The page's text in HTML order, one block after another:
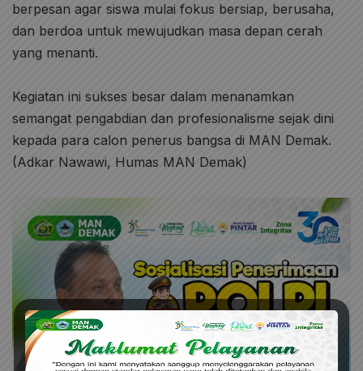
berpesan agar siswa mulai fokus bersiap, berusaha,
dan berdoa untuk mewujudkan masa depan cerah
yang menanti.
Kegiatan ini sukses besar dalam menanamkan
semangat pengabdian dan profesionalisme sejak dini
kepada para calon penerus bangsa di MAN Demak.
(Adkar Nawawi, Humas MAN Demak)